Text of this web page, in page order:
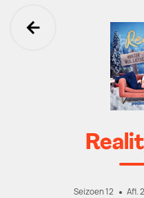
Ga terug
Seizoen 12 Afl.